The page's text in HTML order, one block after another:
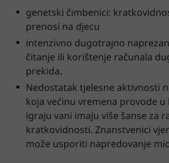
genetski čimbenici:
prenosi na djecu
intenzivno dugotrajno
čitanje ili korištenje računala
prekida.
Nedostatak tjelesne aktivnosti
koja većinu vremena provode u
igraju vani imaju više šanse za
kratkovidnosti. Znanstvenici
može usporiti napredovanje